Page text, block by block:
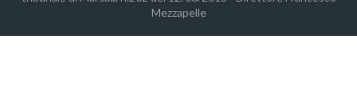
Mezzapelle